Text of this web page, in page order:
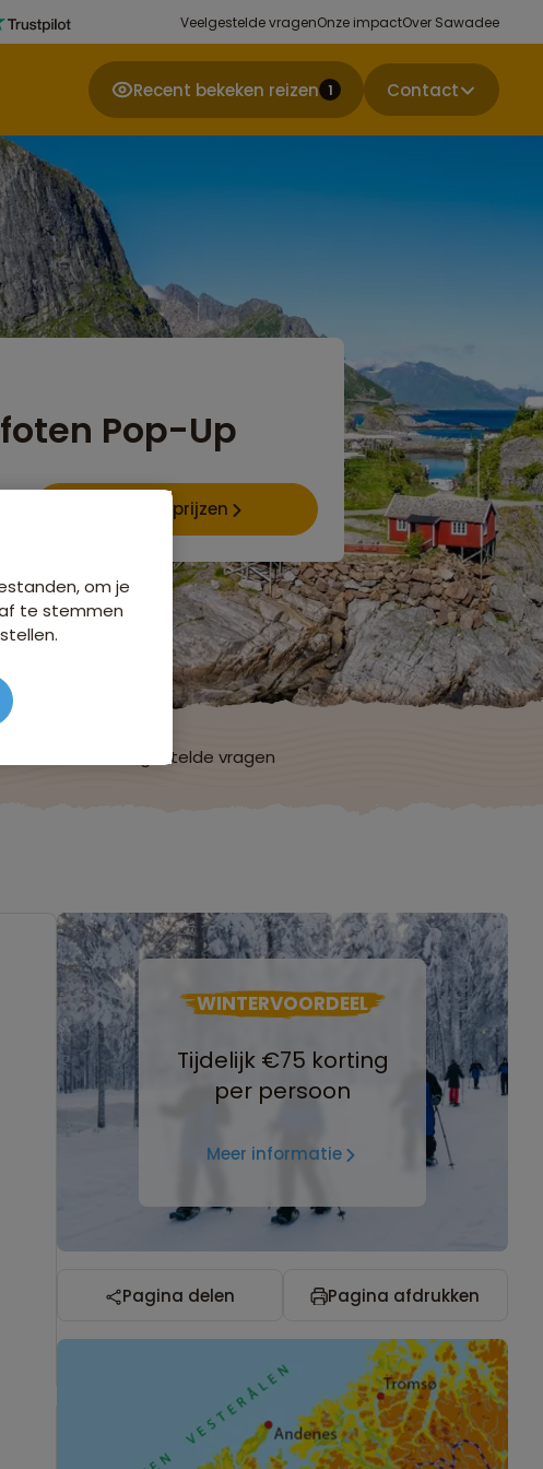
Veelgestelde vragenOnze impactOver Sawadee
Recent bekeken reizen 1 Contact
Pop-Up
Data & prijzen
Veelgestelde vragen
WINTERVOORDEEL
Tijdelijk €75 korting
per persoon
Meer informatie
Pagina delen Pagina afdrukken
om je
te stemmen